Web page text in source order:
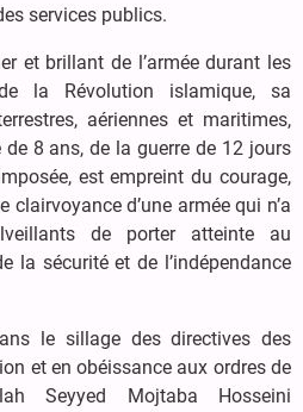
services publics.
et brillant de l’armée durant les
la Révolution islamique, sa
aériennes et maritimes,
8 ans, de la guerre de 12 jours
est empreint du courage,
d’une armée qui n’a
de porter atteinte au
la sécurité et de l’indépendance
le sillage des directives des
et en obéissance aux ordres de
Seyyed Mojtaba Hosseini